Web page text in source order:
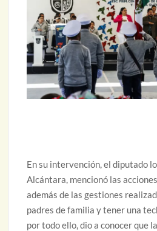
En su intervención, el diputado
Alcántara, mencionó las
además de las gestiones
padres de familia y tener una
por todo ello, dio a conocer que